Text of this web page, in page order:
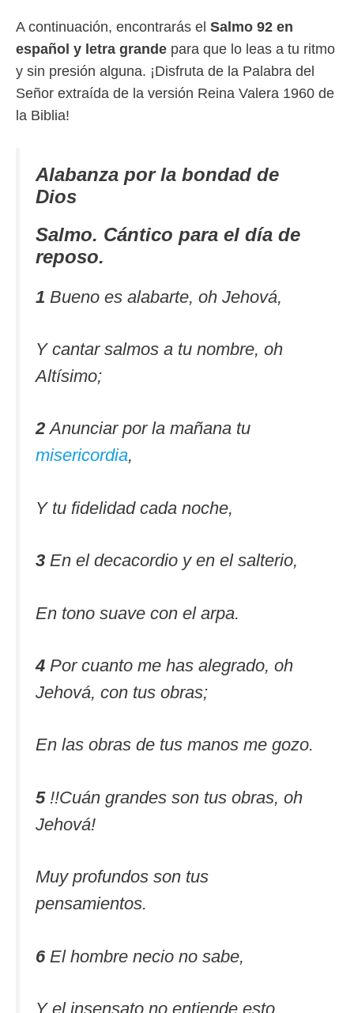
A continuación, encontrarás el Salmo 92 en
español y letra grande para que lo leas a tu ritmo
y sin presión alguna. ¡Disfruta de la Palabra del
Señor extraída de la versión Reina Valera 1960 de
la Biblia!
Alabanza por la bondad de
Dios
Salmo. Cántico para el día de
reposo.
1 Bueno es alabarte, oh Jehová,
Y cantar salmos a tu nombre, oh
Altísimo;
2Anunciar por la mañana tu
misericordia,
Y tu fidelidad cada noche,
3 En el decacordio y en el salterio,
En tono suave con el arpa.
4 Por cuanto me has alegrado, oh
Jehová, con tus obras;
En las obras de tus manos me gozo.
5 !!Cuán grandes son tus obras, oh
Jehová!
Muy profundos son tus
pensamientos.
6 El hombre necio no sabe,
Y el insensato no entiende esto.